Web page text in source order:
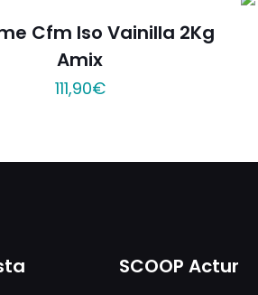
Cfm Iso Vainilla 2Kg
Amix
111,90€
SCOOP Actur